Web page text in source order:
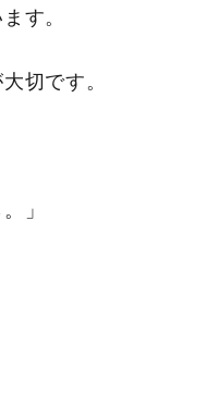
す。
切です。
」